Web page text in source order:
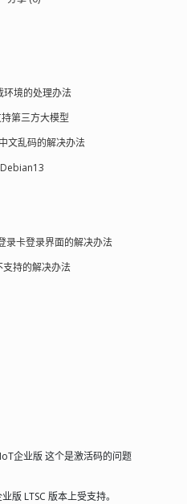
境的处理办法
第三方大模型
文乱码的解决办法
卡登录界面的解决办法
持的解决办法
企业版 这个是激活码的问题
版 LTSC 版本上受支持。